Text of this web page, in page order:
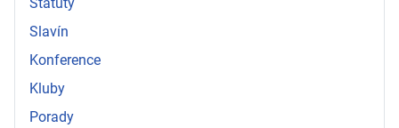
Slavín
Konference
Kluby
Porady